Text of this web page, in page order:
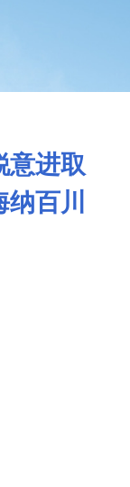
意进取
百川